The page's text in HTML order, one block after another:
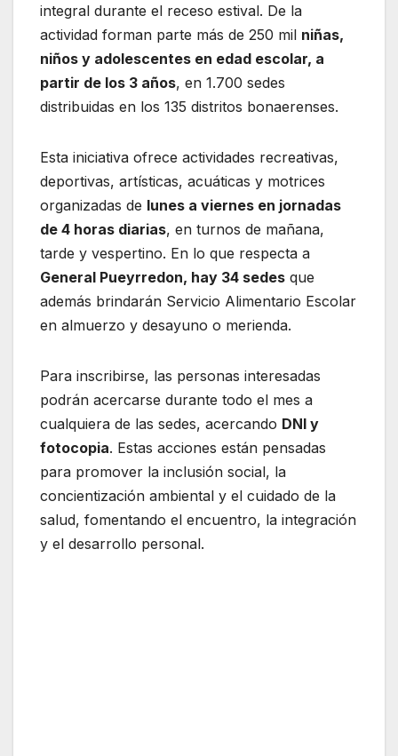
integral durante el receso estival. De la
actividad forman parte más de 250 mil niñas,
niños y adolescentes en edad escolar, a
partir de los 3 años, en 1.700 sedes
distribuidas en los 135 distritos bonaerenses.
Esta iniciativa ofrece actividades recreativas,
deportivas, artísticas, acuáticas y motrices
organizadas de lunes a viernes en jornadas
de 4 horas diarias, en turnos de mañana,
tarde y vespertino. En lo que respecta a
General Pueyrredon, hay 34 sedes que
además brindarán Servicio Alimentario Escolar
en almuerzo y desayuno o merienda.
Para inscribirse, las personas interesadas
podrán acercarse durante todo el mes a
cualquiera de las sedes, acercando DNI y
fotocopia. Estas acciones están pensadas
para promover la inclusión social, la
concientización ambiental y el cuidado de la
salud, fomentando el encuentro, la integración
y el desarrollo personal.